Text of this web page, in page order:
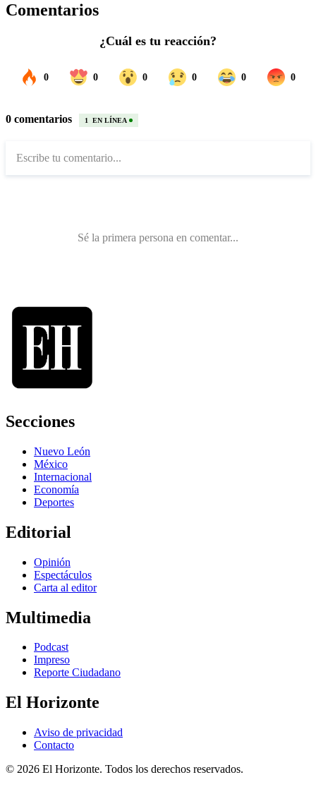
Comentarios
Secciones
Nuevo León
México
Internacional
Economía
Deportes
Editorial
Opinión
Espectáculos
Carta al editor
Multimedia
Podcast
Impreso
Reporte Ciudadano
El Horizonte
Aviso de privacidad
Contacto
© 2026 El Horizonte. Todos los derechos reservados.